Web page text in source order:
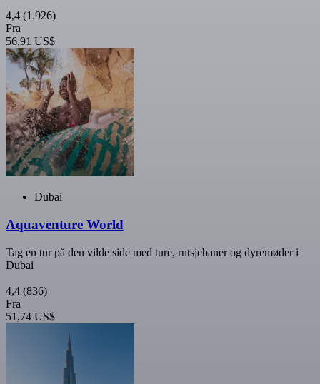
4,4 (1.926)
Fra
56,91 US$
Dubai
Aquaventure World
Tag en tur på den vilde side med ture, rutsjebaner og dyremøder i
Dubai
4,4 (836)
Fra
51,74 US$